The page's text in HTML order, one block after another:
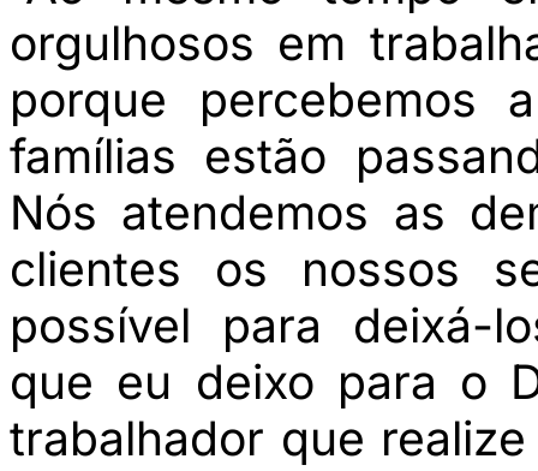
orgulhosos em
porque percebemos
famílias estão
Nós atendemos as
clientes os nossos
possível para deixá-
que eu deixo para o
trabalhador que